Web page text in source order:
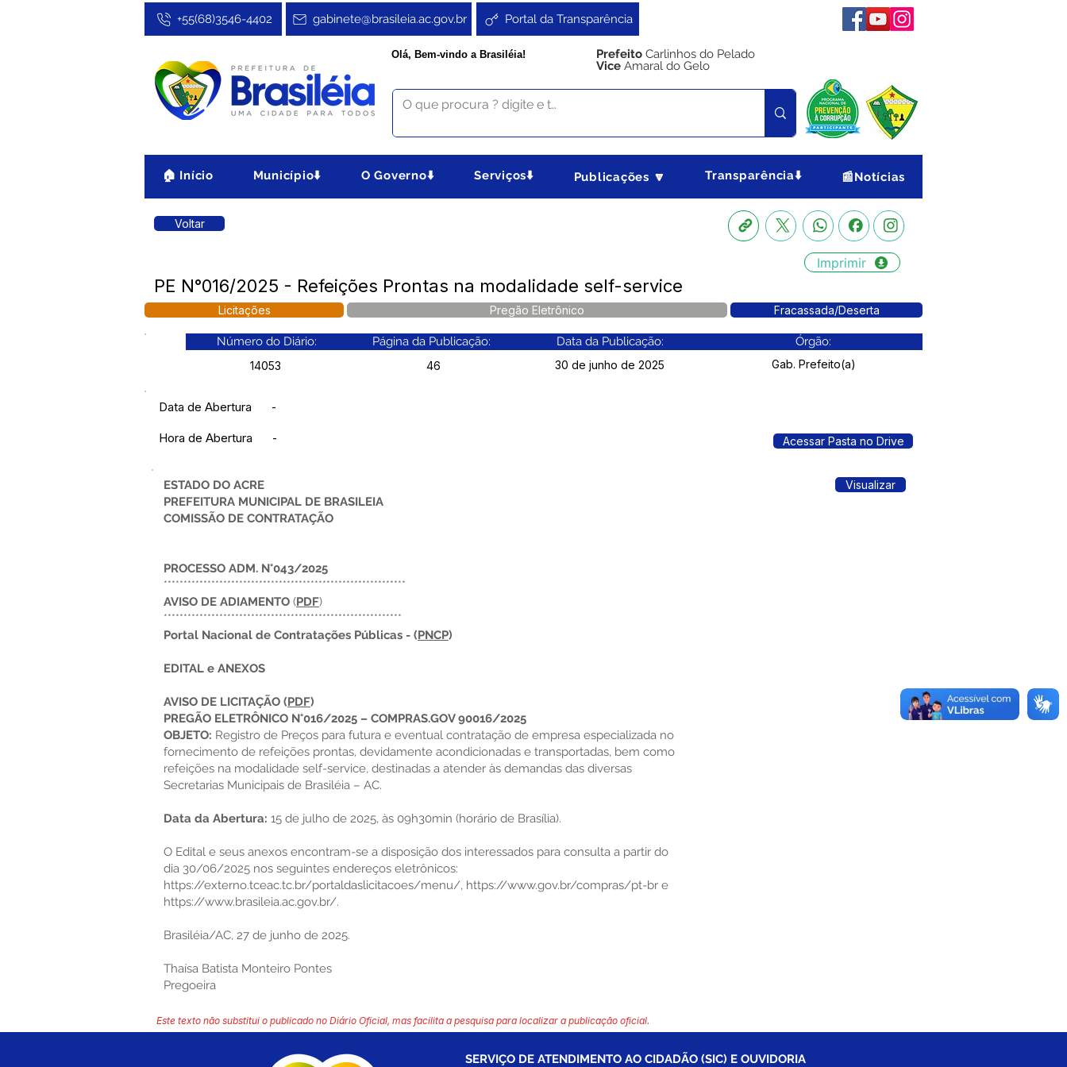
Portal da Transparência
gabinete@brasileia.ac.gov.br
+55(68)3546-4402
Olá, Bem-vindo a Brasiléia! Prefeito Carlinhos do Pelado
Vice Amaral do Gelo
🏠 Início Município⬇️ O Governo⬇️ Serviços⬇️ Publicações 🔽 Transparência⬇️ 📰Notícias
Voltar
Imprimir
PE N°016/2025 - Refeições Prontas na modalidade self-service
Licitações Pregão Eletrônico Fracassada/Deserta
Número do Diário: Página da Publicação: Data da Publicação: Órgão:
14053 46 30 de junho de 2025 Gab. Prefeito(a)
Data de Abertura -
Hora de Abertura - Acessar Pasta no Drive
ESTADO DO ACRE
PREFEITURA MUNICIPAL DE BRASILEIA
COMISSÃO DE CONTRATAÇÃO
PROCESSO ADM. N°043/2025
*************************************************************
AVISO DE ADIAMENTO (PDF)
************************************************************
Portal Nacional de Contratações Públicas - (PNCP)
EDITAL e ANEXOS
AVISO DE LICITAÇÃO (PDF)
PREGÃO ELETRÔNICO N°016/2025 – COMPRAS.GOV 90016/2025
OBJETO: Registro de Preços para futura e eventual contratação de empresa especializada no
fornecimento de refeições prontas, devidamente acondicionadas e transportadas, bem como
refeições na modalidade self-service, destinadas a atender às demandas das diversas
Secretarias Municipais de Brasiléia – AC.
Data da Abertura: 15 de julho de 2025, às 09h30min (horário de Brasília).
O Edital e seus anexos encontram-se a disposição dos interessados para consulta a partir do
dia 30/06/2025 nos seguintes endereços eletrônicos:
https://externo.tceac.tc.br/portaldaslicitacoes/menu/, https://www.gov.br/compras/pt-br e
https://www.brasileia.ac.gov.br/.
Brasiléia/AC, 27 de junho de 2025.
Thaísa Batista Monteiro Pontes
Pregoeira
Visualizar
Este texto não substitui o publicado no Diário Oficial, mas facilita a pesquisa para localizar a publicação oficial.
SERVIÇO DE ATENDIMENTO AO CIDADÃO (SIC) E OUVIDORIA